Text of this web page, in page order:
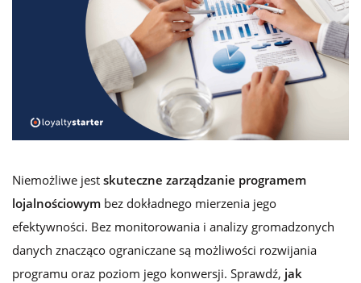
Niemożliwe jest skuteczne zarządzanie programem
lojalnościowym bez dokładnego mierzenia jego
efektywności. Bez monitorowania i analizy gromadzonych
danych znacząco ograniczane są możliwości rozwijania
programu oraz poziom jego konwersji. Sprawdź, jak